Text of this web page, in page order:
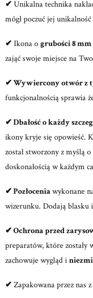
✔ Unikalna technika
mógł poczuć jej unikalność
✔ Ikona ogrubości 8 mm
zająć swoje miejsce na
✔Wywiercony otwór z
funkcjonalnością sprawia
✔Dbałość o każdy
ikony kryje się opowieść.
został stworzony z myślą
doskonałością w każdym
✔Pozłoceniawykonane
wizerunku. Dodają blasku
✔Ochrona przed
preparatów, które zostały
zachowuje wygląd i
✔ Zapakowana przez nas